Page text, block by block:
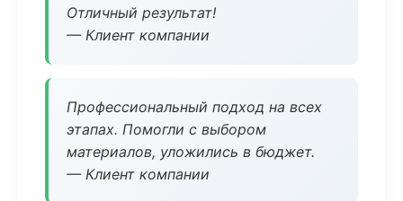
Отличный результат!
— Клиент компании
Профессиональный подход на всех
этапах. Помогли с выбором
материалов, уложились в бюджет.
— Клиент компании